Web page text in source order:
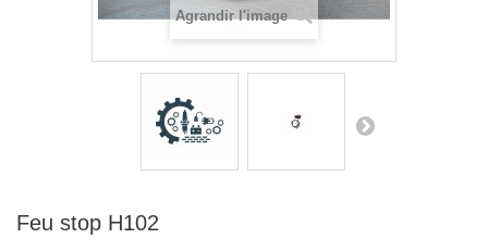
Agrandir l'image
Feu stop H102